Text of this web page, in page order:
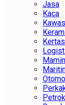
Jasa
Kaca
Kertas
Mamin